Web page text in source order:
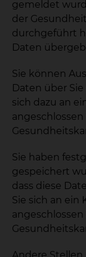
gemeldet
der
durchgeführt
Daten
Sie können
Daten über
sich dazu an
Sie haben
gespeichert
dass diese
Sie sich an ein